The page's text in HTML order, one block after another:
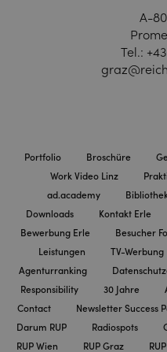
A-
Tel.:
Portfolio Broschüre
Work Video Linz
ad.academy
Downloads
Kontakt Erle
Bewerbung Erle
Besucher
Leistungen
TV-Werbung
Agenturranking
Responsibility
30 Jahre
Contact
Newsletter Success
Darum RUP
Radiospots
RUP Wien
RUP Graz